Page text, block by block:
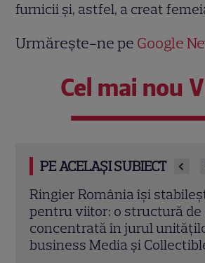
furnicii şi, astfel, a creat
Urmărește-ne pe Google
Cel mai nou
PE ACELAȘI SUBIECT
„Mireasa” revine cu sezonul
a anunțat data premierei și
din „Regatul inimii”